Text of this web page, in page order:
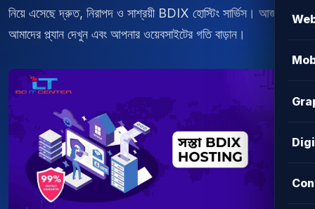
নিয়ে এসেছে দ্রুত, নিরাপদ ও সাশ্রয়ী BDIX হোস্টিং সার্ভিস। আজই
আমাদের প্ল্যান দেখুন এবং আপনার ওয়েবসাইটের গতি বাড়ান।